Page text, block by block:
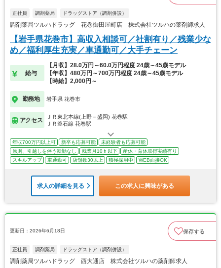
正社員 調剤薬局 ドラッグストア（調剤併設）
調剤薬局ツルハドラッグ 花巻御田屋町店 株式会社ツルハの薬剤師求人
【岩手県花巻市】高収入相談可／社割有り／残業少な
め／福利厚生充実／車通勤可／大手チェーン
給与
【月収】28.0万円～60.0万円程度 24歳～45歳モデル
【年収】480万円～700万円程度 24歳～45歳モデル
【時給】2,000円～
勤務地 岩手県 花巻市
アクセス
ＪＲ東北本線(上野－盛岡) 花巻駅
ＪＲ釜石線 花巻駅
年収700万円以上可 新卒も応募可能
未経験者も応募可能
原則、引越しを伴う転勤なし
残業月10ｈ以下
産休・育休取得実績有り
スキルアップ
車通勤可 店舗数30以上 積極採用中 WEB面接OK
求人の詳細を見る この求人に興味がある
更新日：2026年6月18日 保存する
正社員 調剤薬局 ドラッグストア（調剤併設）
調剤薬局ツルハドラッグ 西大通店 株式会社ツルハの薬剤師求人